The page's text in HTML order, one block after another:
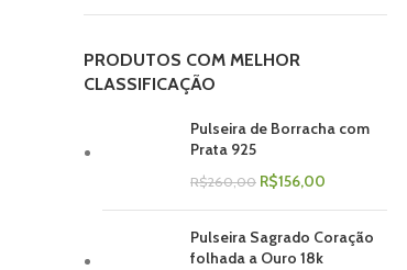
PRODUTOS COM MELHOR
CLASSIFICAÇÃO
Pulseira de Borracha com
Prata 925
R$260,00 R$156,00
Pulseira Sagrado Coração
folhada a Ouro 18k